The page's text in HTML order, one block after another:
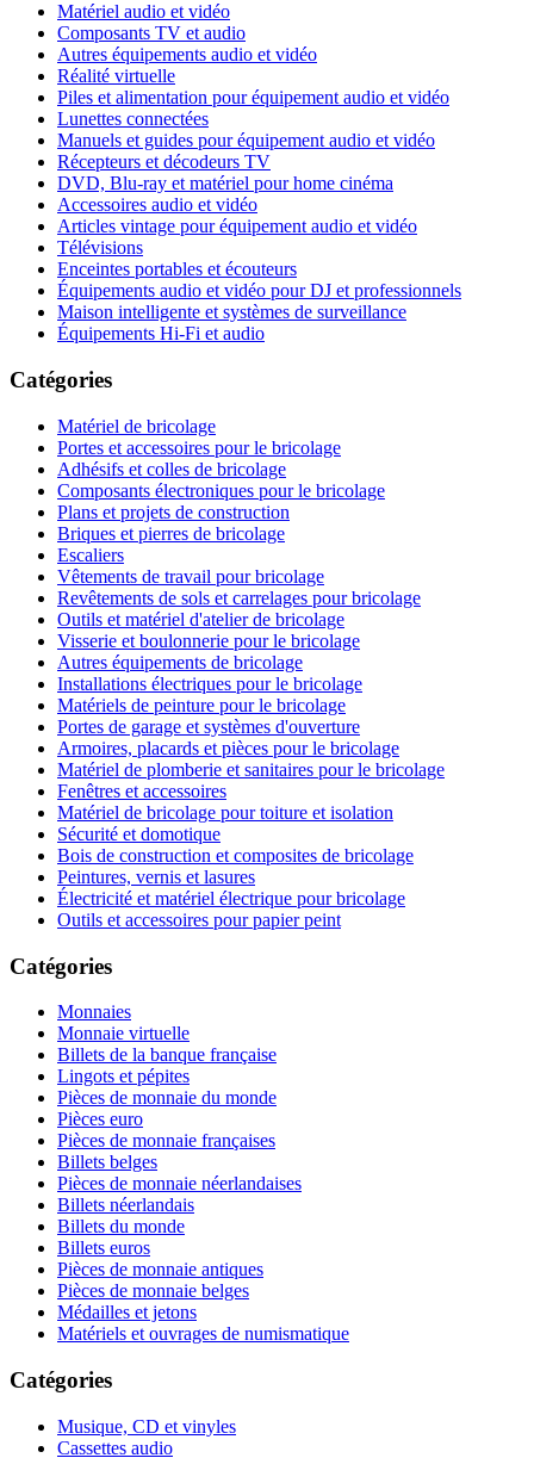
Matériel audio et vidéo
Composants TV et audio
Autres équipements audio et vidéo
Réalité virtuelle
Piles et alimentation pour équipement audio et vidéo
Lunettes connectées
Manuels et guides pour équipement audio et vidéo
Récepteurs et décodeurs TV
DVD, Blu-ray et matériel pour home cinéma
Accessoires audio et vidéo
Articles vintage pour équipement audio et vidéo
Télévisions
Enceintes portables et écouteurs
Équipements audio et vidéo pour DJ et professionnels
Maison intelligente et systèmes de surveillance
Équipements Hi-Fi et audio
Catégories
Matériel de bricolage
Portes et accessoires pour le bricolage
Adhésifs et colles de bricolage
Composants électroniques pour le bricolage
Plans et projets de construction
Briques et pierres de bricolage
Escaliers
Vêtements de travail pour bricolage
Revêtements de sols et carrelages pour bricolage
Outils et matériel d'atelier de bricolage
Visserie et boulonnerie pour le bricolage
Autres équipements de bricolage
Installations électriques pour le bricolage
Matériels de peinture pour le bricolage
Portes de garage et systèmes d'ouverture
Armoires, placards et pièces pour le bricolage
Matériel de plomberie et sanitaires pour le bricolage
Fenêtres et accessoires
Matériel de bricolage pour toiture et isolation
Sécurité et domotique
Bois de construction et composites de bricolage
Peintures, vernis et lasures
Électricité et matériel électrique pour bricolage
Outils et accessoires pour papier peint
Catégories
Monnaies
Monnaie virtuelle
Billets de la banque française
Lingots et pépites
Pièces de monnaie du monde
Pièces euro
Pièces de monnaie françaises
Billets belges
Pièces de monnaie néerlandaises
Billets néerlandais
Billets du monde
Billets euros
Pièces de monnaie antiques
Pièces de monnaie belges
Médailles et jetons
Matériels et ouvrages de numismatique
Catégories
Musique, CD et vinyles
Cassettes audio